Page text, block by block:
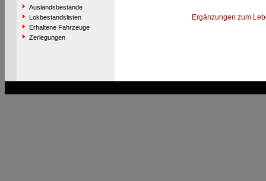
Auslandsbestände
Lokbestandslisten
Erhaltene Fahrzeuge
Zerlegungen
Ergänzungen zum